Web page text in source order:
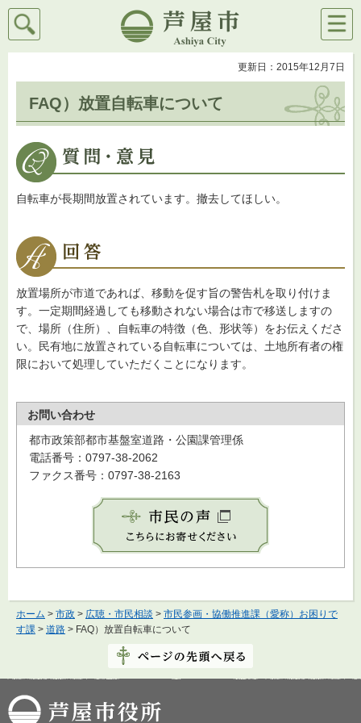
芦屋市
検索
メニ
ュー
更新日：2015年12月7日
FAQ）放置自転車について
自転車が長期間放置されています。撤去してほしい。
放置場所が市道であれば、移動を促す旨の警告札を取り付けま
す。一定期間経過しても移動されない場合は市で移送しますの
で、場所（住所）、自転車の特徴（色、形状等）をお伝えくださ
い。民有地に放置されている自転車については、土地所有者の権
限において処理していただくことになります。
お問い合わせ
都市政策部都市基盤室道路・公園課管理係
電話番号：0797-38-2062
ファクス番号：0797-38-2163
ホーム > 市政 > 広聴・市民相談 > 市民参画・協働推進課（愛称）お困りで
す課 > 道路 > FAQ）放置自転車について
芦屋市役所